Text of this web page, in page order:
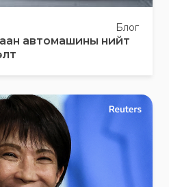
Блог
автомашины нийт